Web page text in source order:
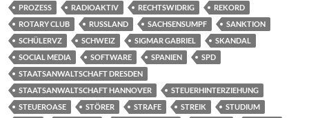
PROZESS
RADIOAKTIV RECHTSWIDRIG
REKORD
ROTARY CLUB
RUSSLAND SACHSENSUMPF
SANKTION
SCHÜLERVZ
SCHWEIZ SIGMAR GABRIEL
SKANDAL
SOCIAL MEDIA
SOFTWARE SPANIEN
SPD
STAATSANWALTSCHAFT DRESDEN
STAATSANWALTSCHAFT HANNOVER
STEUERHINTERZIEHUNG
STEUEROASE
STÖRER STRAFE STREIK
STUDIUM